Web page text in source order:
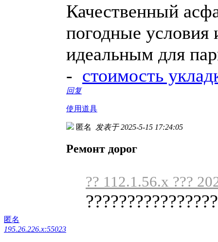
Качественный
погодные условия
идеальным для
- стоимость
回复
使用道具
匿名
195.26.226.x:55023
匿名 发表于 2025-5-15 17:24:05
Ремонт дорог
?? 112.1.56.x ???